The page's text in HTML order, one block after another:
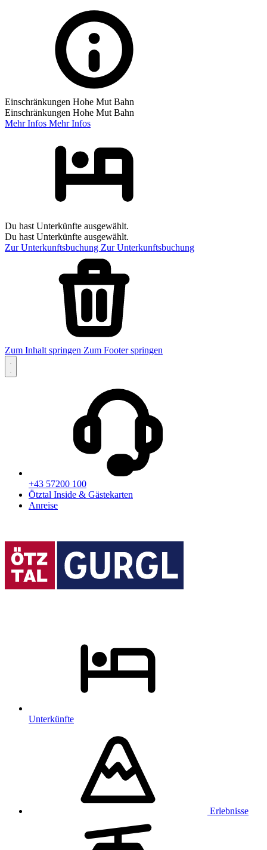
Einschränkungen Hohe Mut Bahn
Einschränkungen Hohe Mut Bahn
Mehr Infos Mehr Infos
Du hast Unterkünfte ausgewählt.
Du hast Unterkünfte ausgewählt.
Zur Unterkunftsbuchung Zur Unterkunftsbuchung
Zum Inhalt springen Zum Footer springen
+43 57200 100
Ötztal Inside & Gästekarten
Anreise
Unterkünfte
Erlebnisse